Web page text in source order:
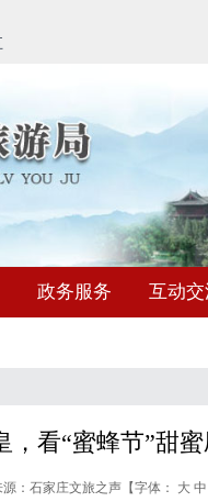
政务服务 互动
，看“蜜蜂节”甜
源：石家庄文旅之声 【字体： 大 中